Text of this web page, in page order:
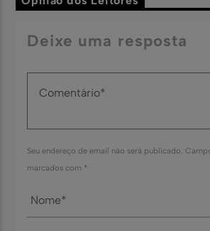
Deixe uma resposta
Seu endereço de email não será publicado.
marcados com *